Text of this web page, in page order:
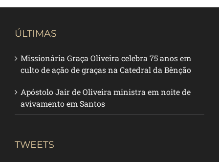
ÚLTIMAS
Missionária Graça Oliveira celebra 75 anos em
culto de ação de graças na Catedral da Bênção
Apóstolo Jair de Oliveira ministra em noite de
avivamento em Santos
TWEETS